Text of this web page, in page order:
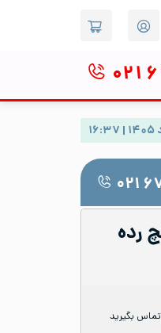
۰۲۱
استیل ۳۱۶ سایز ۴ اینچ رده
تماس بگیرید